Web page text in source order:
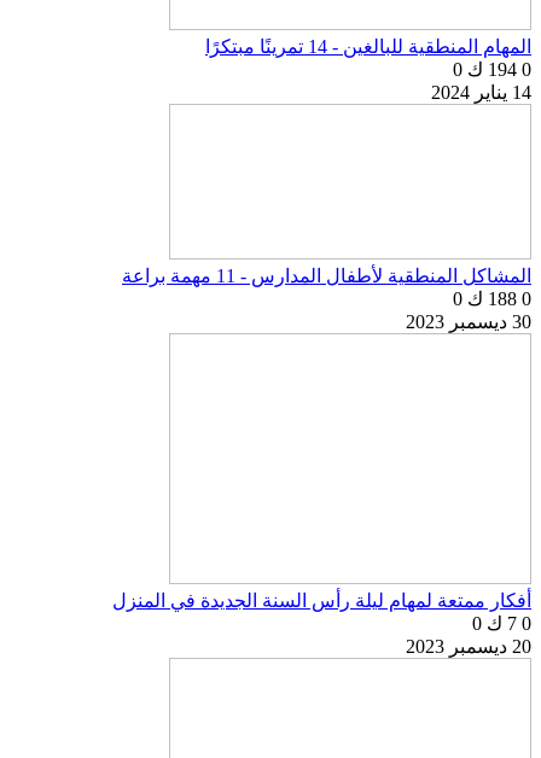
المهام المنطقية للبالغين - 14 تمرينًا مبتكرًا
0 194 ك
0
14 يناير 2024
المشاكل المنطقية لأطفال المدارس - 11 مهمة براعة
0 188 ك
0
30 ديسمبر 2023
أفكار ممتعة لمهام ليلة رأس السنة الجديدة في المنزل
0 7 ك
0
20 ديسمبر 2023